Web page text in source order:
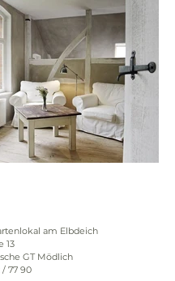
am Elbdeich
13
GT Mödlich
/ 77 90